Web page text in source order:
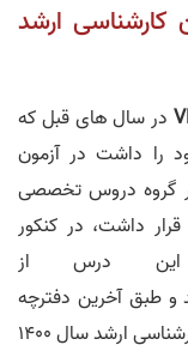
کارشناسی ارشد
در سال های قبل که
را داشت در آزمون
گروه دروس تخصصی
داشت، در کنکور
طبق آخرین دفترچه
منتشر شده از سازمان سنجش، برای آزمون کارشناسی ارشد سال 1400